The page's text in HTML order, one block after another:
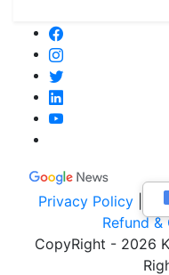
Privacy Policy
Refund
CopyRight - 2026